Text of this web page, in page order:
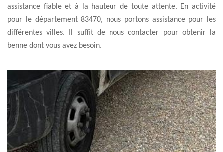
assistance fiable et à la hauteur de toute attente. En activité
pour le département 83470, nous portons assistance pour les
différentes villes. Il suffit de nous contacter pour obtenir la
benne dont vous avez besoin.